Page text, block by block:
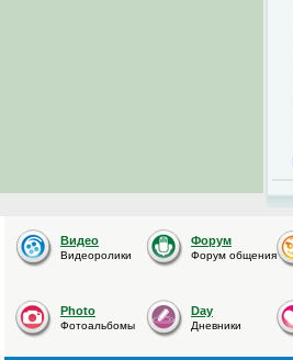
Видео
Видеоролики
Форум
Форум общения
Photo
Фотоальбомы
Day
Дневники